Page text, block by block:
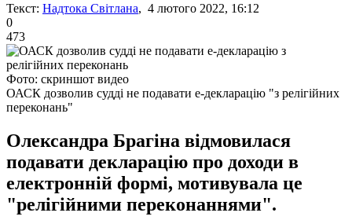
Текст: Надтока Світлана, 4 лютого 2022, 16:12
0
473
Фото: скриншот видео
ОАСК дозволив судді не подавати e-декларацію "з релігійних
переконань"
Олександра Брагіна відмовилася
подавати декларацію про доходи в
електронній формі, мотивувала це
"релігійними переконаннями".